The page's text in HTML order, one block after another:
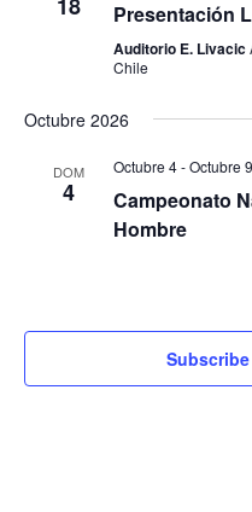
Presentación
Auditorio E. Livacic
Chile
Octubre 2026
DOM
4
Octubre 4-Octubre 9
Campeonato
Hombre